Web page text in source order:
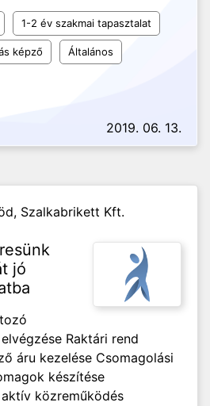
1-2 év szakmai tapasztalat
képző Általános
2019. 06. 13.
Szalkabrikett Kft.
jó
Raktári rend
áru kezelése Csomagolási
készítése
közreműködés